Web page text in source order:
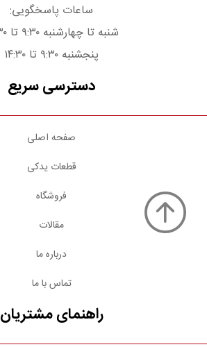
ساعات پاسخگویی:
شنبه تا چهارشنبه ۹:۳۰ تا ۱۸:۳۰
پنجشنبه ۹:۳۰ تا ۱۴:۳۰
دسترسی سریع
صفحه اصلی
قطعات یدکی
فروشگاه
مقالات
درباره ما
تماس با ما
راهنمای مشتریان